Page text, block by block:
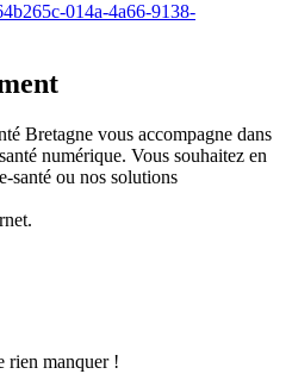
014a-4a66-9138-
Bretagne vous accompagne dans
numérique. Vous souhaitez en
santé ou nos solutions
rien manquer !